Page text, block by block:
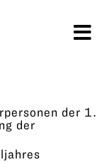
der 1.
der